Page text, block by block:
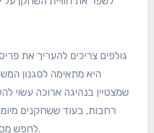
חשיבות פריסת
משמעותי על ביצועי השחקן.
הגרינים והפריסות
שדורשים מיומנויות
לשפר את חוויית השחקן על